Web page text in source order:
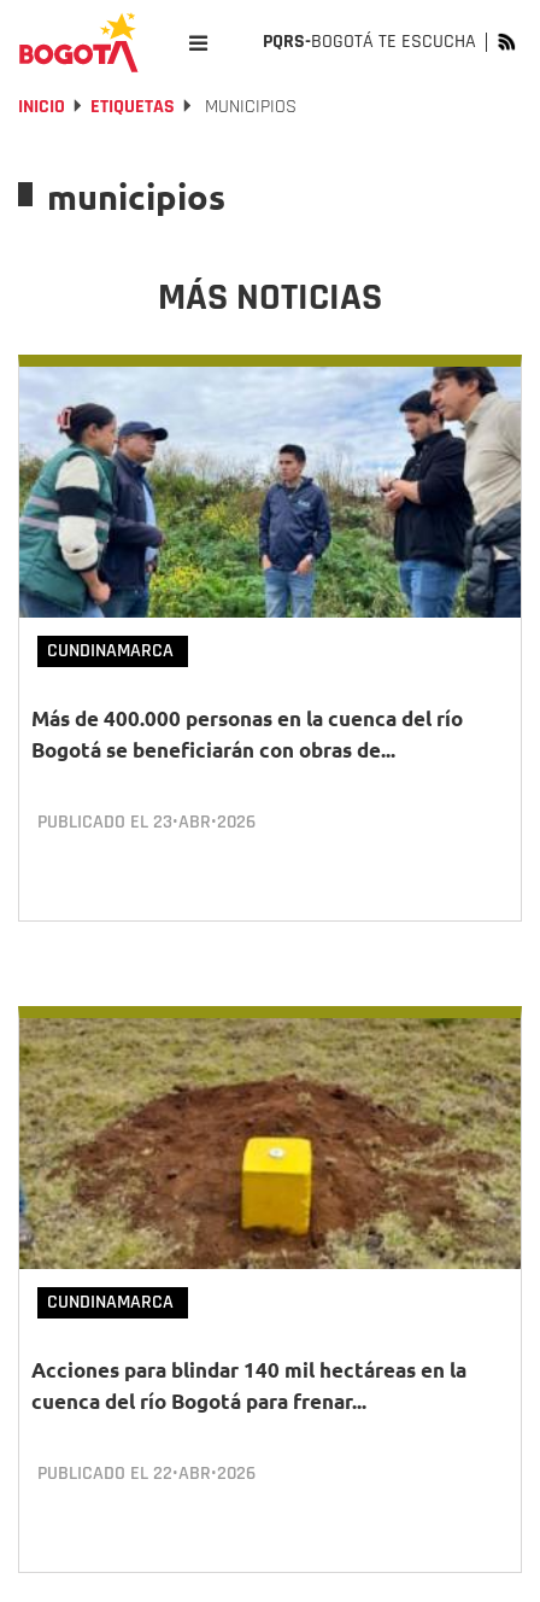
PQRS-BOGOTÁ TE ESCUCHA
INICIO ETIQUETAS MUNICIPIOS
municipios
MÁS NOTICIAS
CUNDINAMARCA
Más de 400.000 personas en la cuenca del río
Bogotá se beneficiarán con obras de...
PUBLICADO EL 23•ABR•2026
CUNDINAMARCA
Acciones para blindar 140 mil hectáreas en la
cuenca del río Bogotá para frenar...
PUBLICADO EL 22•ABR•2026